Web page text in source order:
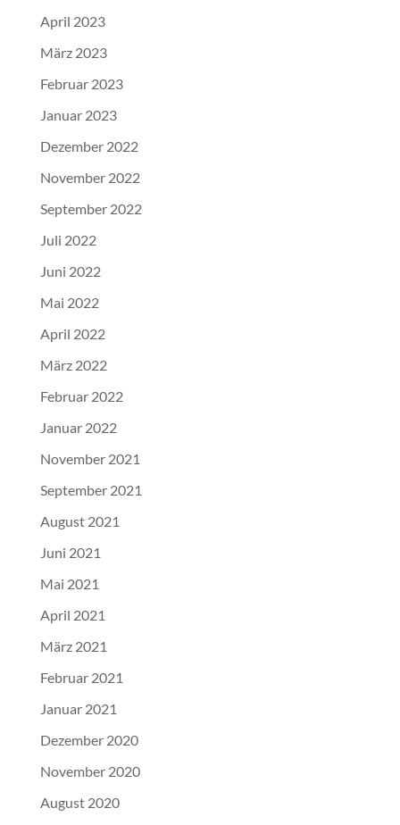
April 2023
März 2023
Februar 2023
Januar 2023
Dezember 2022
November 2022
September 2022
Juli 2022
Juni 2022
Mai 2022
April 2022
März 2022
Februar 2022
Januar 2022
November 2021
September 2021
August 2021
Juni 2021
Mai 2021
April 2021
März 2021
Februar 2021
Januar 2021
Dezember 2020
November 2020
August 2020